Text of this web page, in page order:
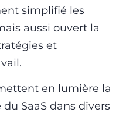
simplifié les
aussi ouvert la
et
en lumière la
SaaS dans divers